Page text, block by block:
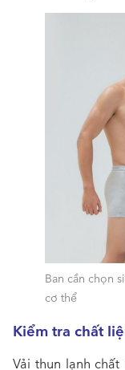
Ban cần chọn
cơ thể
Kiểm tra chất
Vải thun lạnh